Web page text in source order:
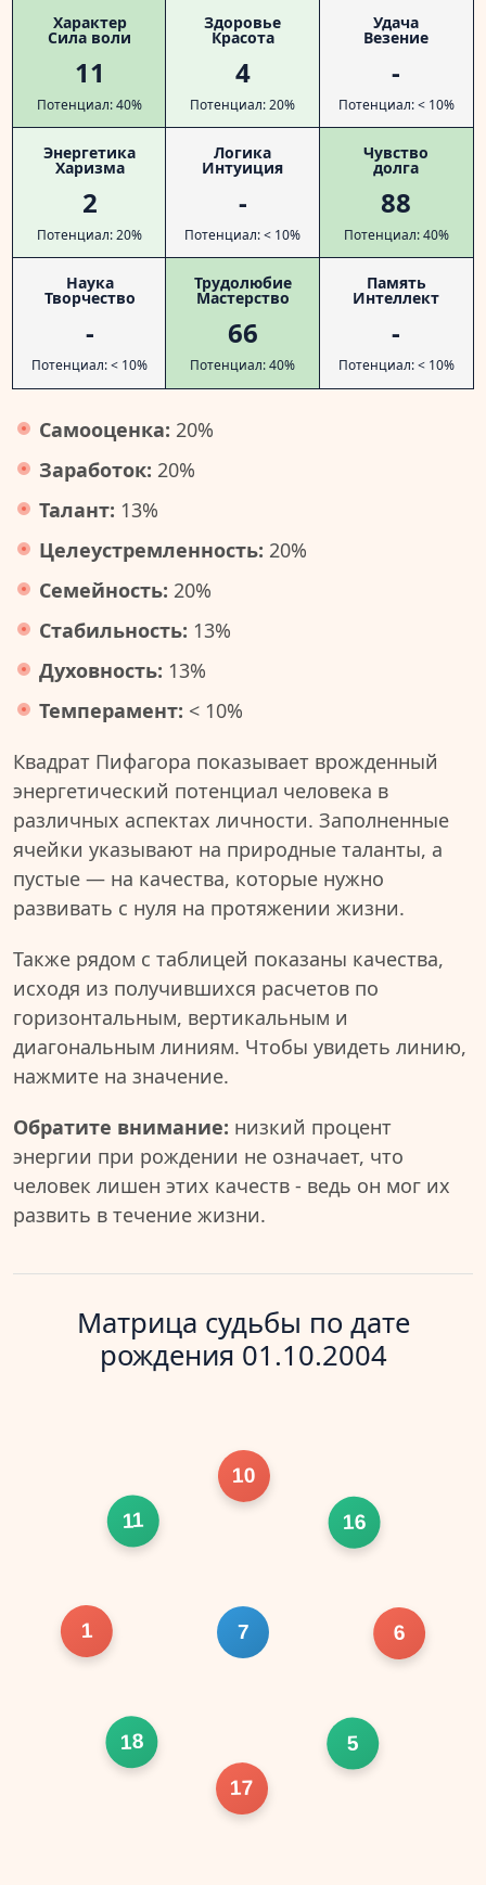
Характер
Сила воли
11
Потенциал: 40%
Здоровье
Красота
4
Потенциал: 20%
Удача
Везение
-
Потенциал: < 10%
Энергетика
Харизма
2
Потенциал: 20%
Логика
Интуиция
-
Потенциал: < 10%
Чувство
долга
88
Потенциал: 40%
Наука
Творчество
-
Потенциал: < 10%
Трудолюбие
Мастерство
66
Потенциал: 40%
Память
Интеллект
-
Потенциал: < 10%
Самооценка: 20%
Заработок: 20%
Талант: 13%
Целеустремленность: 20%
Семейность: 20%
Стабильность: 13%
Духовность: 13%
Темперамент: < 10%
Квадрат Пифагора показывает врожденный
энергетический потенциал человека в
различных аспектах личности. Заполненные
ячейки указывают на природные таланты, а
пустые — на качества, которые нужно
развивать с нуля на протяжении жизни.
Также рядом с таблицей показаны качества,
исходя из получившихся расчетов по
горизонтальным, вертикальным и
диагональным линиям. Чтобы увидеть линию,
нажмите на значение.
Обратите внимание: низкий процент
энергии при рождении не означает, что
человек лишен этих качеств - ведь он мог их
развить в течение жизни.
Матрица судьбы по дате
рождения 01.10.2004
1
10
6
17
11 16
5
18
7